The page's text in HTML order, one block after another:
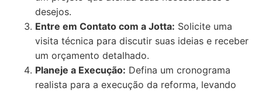
desejos.
Entre em Contato com a Jotta: Solicite uma
visita técnica para discutir suas ideias e receber
um orçamento detalhado.
Planeje a Execução: Defina um cronograma
realista para a execução da reforma, levando